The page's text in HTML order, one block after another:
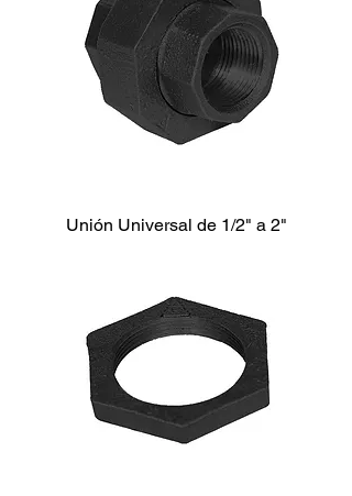
Unión Universal de 1/2" a 2"